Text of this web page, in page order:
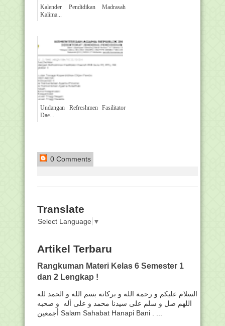
Kalender Pendidikan Madrasah
Kalima...
Undangan Refreshmen Fasilitator
Dae...
0 Comments
Translate
Select Language ▼
Artikel Terbaru
Rangkuman Materi Kelas 6 Semester 1
dan 2 Lengkap !
السلام عليكم و رحمة الله و بركاته بسم الله و الحمد لله
اللهم صل و سلم على سيدنا محمد و على أله و صحبه
أجمعين Salam Sahabat Hanapi Bani . ...